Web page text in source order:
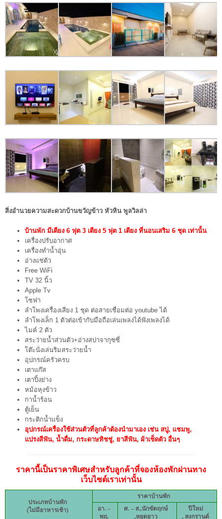
สิ่งอำนวยความสะดวกบ้านขวัญข้าว หัวหิน พูลวิลล่า
บ้านพัก มีเตียง 6 ฟุต 3 เตียง 5 ฟุต 1 เตียง ที่นอนเสริม 6 ชุด เท่านั้น
เครื่องปรับอากาศ
เครื่องทำน้ำอุ่น
อ่างแช่ตัว
Free WiFi
TV 32 นิ้ว
Apple Tv
โซฟา
ลำโพงเครื่องเสียง 1 ชุด ต่อสายเชื่อมต่อ youtube ได้
ลำโพงเล็ก 1 ตัวต่อเข้ากับมือถือเล่นเพลงได้ฟังเพลงได้
ไมค์ 2 ตัว
สระว่ายน้ำส่วนตัว+อ่างสปาจากุซซี่
โต๊ะนั่งเล่นริมสระว่ายน้ำ
อุปกรณ์ครัวครบ
เตาเเก๊ส
เตาปิ้งย่าง
หม้อหุงข้าว
กาน้ำร้อน
ตู้เย็น
กระติกน้ำเเข็ง
อุปกรณ์เครื่องใช้ส่วนตัวที่ลูกค้าต้องนำมาเอง เช่น สบู่, แชมพู,
แปรงสีฟัน, น้ำดื่ม, กระดาษทิชชู่, ยาสีฟัน, ผ้าเช็ดตัว อื่นๆ
ราคานี้เป็นราคาพิเศษสำหรับลูกค้าที่จองห้องพักผ่านทาง
เว็บไซต์เราเท่านั้น
ประเภทบ้านพัก
(ไม่มีอาหารเช้า)
ราคาบ้านพัก
อา.–
พฤ.
ศ. – ส.,นักขัตฤกษ์
,หยุดยาว
ปีใหม่
, สงกรานต์